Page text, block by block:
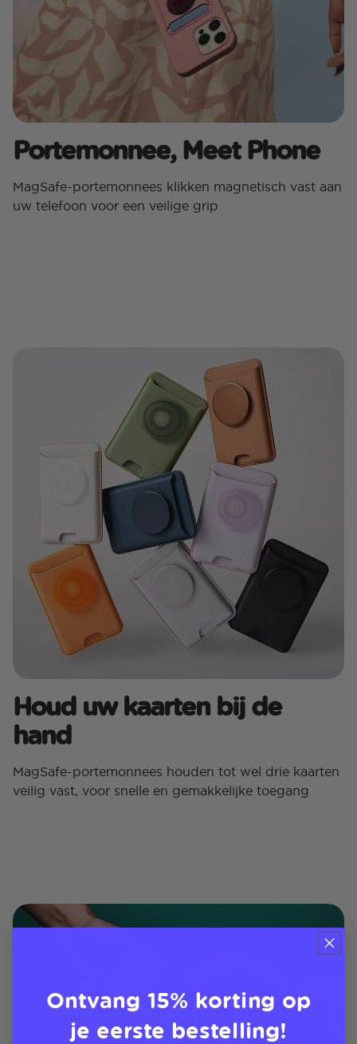
Portemonnee, Meet Phone
MagSafe-portemonnees klikken magnetisch vast aan
uw telefoon voor een veilige grip
Houd uw kaarten bij de
hand
MagSafe-portemonnees houden tot wel drie kaarten
veilig vast, voor snelle en gemakkelijke toegang
Ontvang 15% korting op
je eerste bestelling!